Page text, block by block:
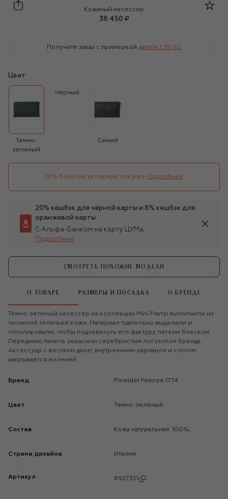
Pineider Firenze 1774
Кожаный несессер
38 450 ₽
Получите заказ с примеркой завтра c 19:00
Цвет
Темно-
зеленый
Черный
Синий
10% бонусов за первую покупку Подробнее
20% кешбэк для чёрной карты и 8% кешбэк для
оранжевой карты
С Альфа-Банком на карту ЦУМа
Подробнее
СМОТРЕТЬ ПОХОЖИЕ МОДЕЛИ
О ТОВАРЕ РАЗМЕРЫ И ПОСАДКА О БРЕНДЕ
Темно-зеленый несессер из коллекции Mini Franzi выполнили из
тисненой телячьей кожи. Материал тщательно выделали и
отполировали, чтобы подчеркнуть его фактуру легким блеском.
Переднюю панель украсили серебристым логотипом бренда.
Аксессуар с жестким дном, внутренними карманом и слотом
закрывается молнией.
Бренд Pineider Firenze 1774
Цвет Темно-зеленый
Состав Кожа натуральная: 100%;
Страна дизайна Италия
Артикул 6927321